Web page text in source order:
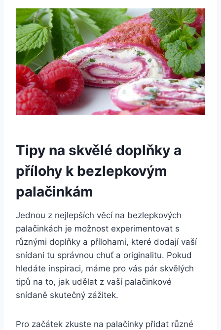
Tipy na skvělé doplňky a
přílohy k bezlepkovým
palačinkám
Jednou z nejlepších věcí na bezlepkových
palačinkách je možnost experimentovat s
různými doplňky a přílohami, které dodají vaší
snídani tu správnou chuť a originalitu. Pokud
hledáte inspiraci, máme pro vás pár skvělých
tipů na to, jak udělat z vaší palačinkové
snídaně skutečný zážitek.
Pro začátek zkuste na palačinky přidat různé